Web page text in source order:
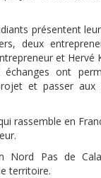
présentent
deux
et Hervé
échanges ont
et passer aux
rassemble en
Nord Pas de
territoire.